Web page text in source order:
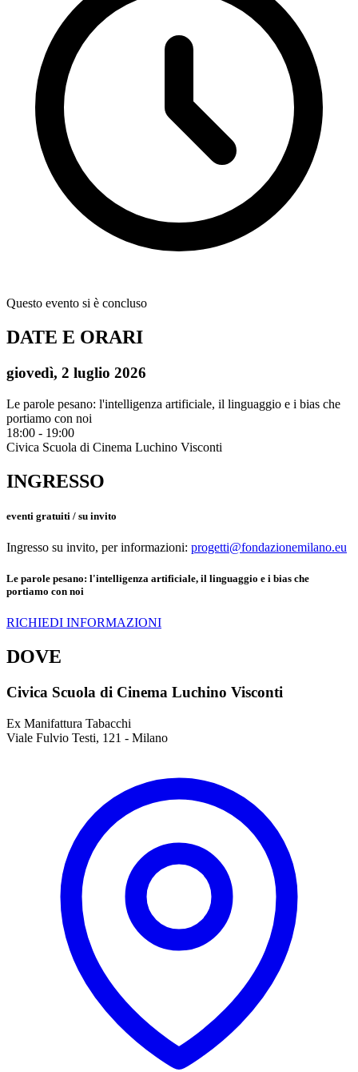
Questo evento si è concluso
DATE E ORARI
giovedì, 2 luglio 2026
Le parole pesano: l'intelligenza artificiale, il linguaggio e i bias che
portiamo con noi
18:00 - 19:00
Civica Scuola di Cinema Luchino Visconti
INGRESSO
eventi gratuiti / su invito
Ingresso su invito, per informazioni: progetti@fondazionemilano.eu
Le parole pesano: l'intelligenza artificiale, il linguaggio e i bias che
portiamo con noi
RICHIEDI INFORMAZIONI
DOVE
Civica Scuola di Cinema Luchino Visconti
Ex Manifattura Tabacchi
Viale Fulvio Testi, 121 - Milano